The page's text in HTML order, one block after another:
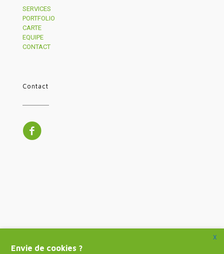
SERVICES
PORTFOLIO
CARTE
EQUIPE
CONTACT
Contact
X
Envie de cookies ?